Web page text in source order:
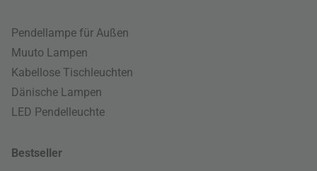
Pendellampe für Außen
Muuto Lampen
Kabellose Tischleuchten
Dänische Lampen
LED Pendelleuchte
Bestseller